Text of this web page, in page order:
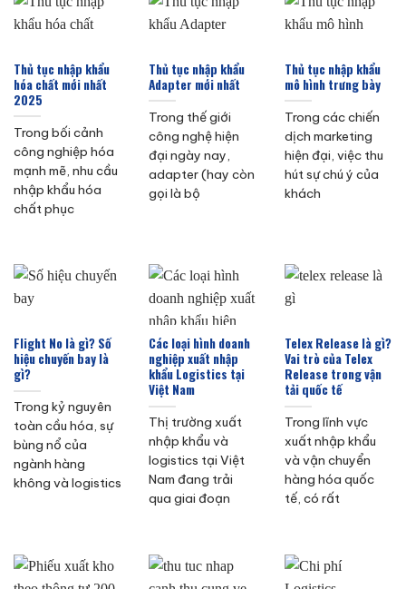
Thủ tục nhập khẩu
hóa chất mới nhất
2025
Trong bối cảnh
công nghiệp hóa
mạnh mẽ, nhu cầu
nhập khẩu hóa
chất phục
Thủ tục nhập khẩu
Adapter mới nhất
Trong thế giới
công nghệ hiện
đại ngày nay,
adapter (hay còn
gọi là bộ
Thủ tục nhập khẩu
mô hình trưng bày
Trong các chiến
dịch marketing
hiện đại, việc thu
hút sự chú ý của
khách
Flight No là gì? Số
hiệu chuyến bay là
gì?
Trong kỷ nguyên
toàn cầu hóa, sự
bùng nổ của
ngành hàng
không và logistics
Các loại hình doanh
nghiệp xuất nhập
khẩu Logistics tại
Việt Nam
Thị trường xuất
nhập khẩu và
logistics tại Việt
Nam đang trải
qua giai đoạn
Telex Release là gì?
Vai trò của Telex
Release trong vận
tải quốc tế
Trong lĩnh vực
xuất nhập khẩu
và vận chuyển
hàng hóa quốc
tế, có rất